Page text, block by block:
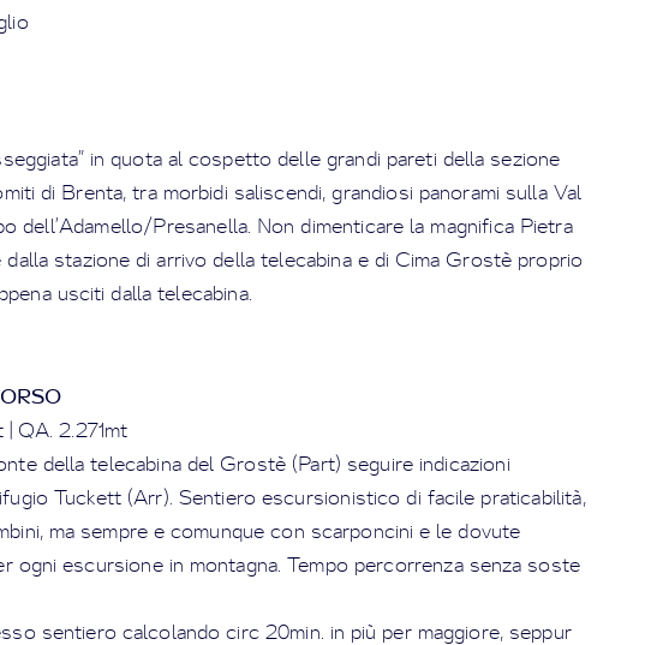
in quota al cospetto delle grandi pareti della sezione
di Brenta, tra morbidi saliscendi, grandiosi panorami sulla Val
dell’Adamello/Presanella. Non dimenticare la magnifica Pietra
dalla stazione di arrivo della telecabina e di Cima Grostè proprio
usciti dalla telecabina.
QA. 2.271mt
della telecabina del Grostè (Part) seguire indicazioni
Tuckett (Arr). Sentiero escursionistico di facile praticabilità,
ma sempre e comunque con scarponcini e le dovute
ogni escursione in montagna. Tempo percorrenza senza soste
sentiero calcolando circ 20min. in più per maggiore, seppur